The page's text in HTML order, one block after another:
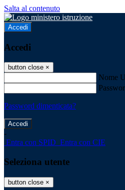
Salta al contenuto
Accedi
Accedi
button close ×
Nome
Password dimenticata?
-
Entra con SPID Entra con CIE
Seleziona utente
button close ×